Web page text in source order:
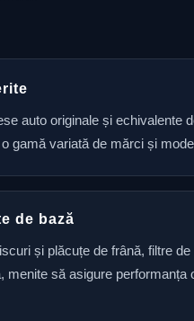
auto originale și echivalente
gamă variată de mărci și
de bază
și plăcuțe de frână, filtre de
menite să asigure performanța